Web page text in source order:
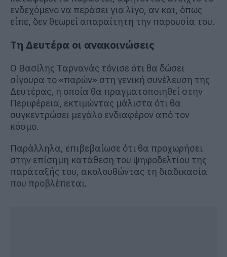
ενδεχόμενο να περάσει για λίγο, αν και, όπως
είπε, δεν θεωρεί απαραίτητη την παρουσία του.
Τη Δευτέρα οι ανακοινώσεις
Ο Βασίλης Ταρνανάς τόνισε ότι θα δώσει
σίγουρα το «παρών» στη γενική συνέλευση της
Δευτέρας, η οποία θα πραγματοποιηθεί στην
Περιφέρεια, εκτιμώντας μάλιστα ότι θα
συγκεντρώσει μεγάλο ενδιαφέρον από τον
κόσμο.
Παράλληλα, επιβεβαίωσε ότι θα προχωρήσει
στην επίσημη κατάθεση του ψηφοδελτίου της
παράταξής του, ακολουθώντας τη διαδικασία
που προβλέπεται.